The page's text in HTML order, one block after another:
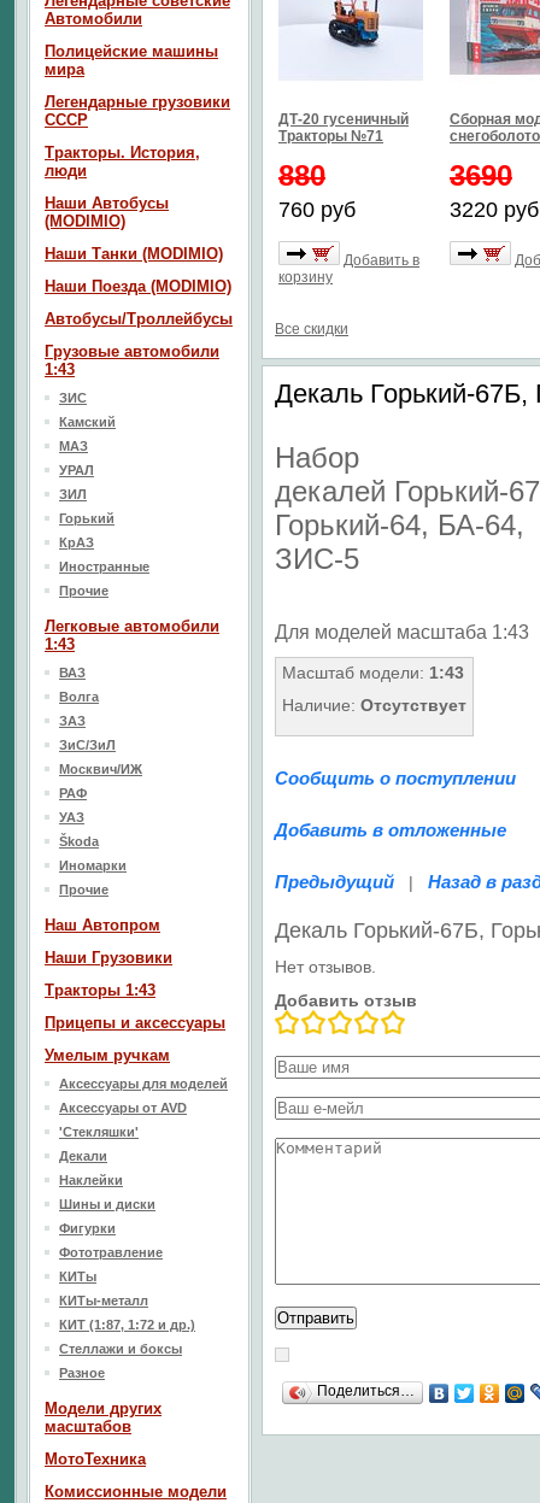
ДТ-20 гусеничный
Тракторы №71
880
760 руб
Добавить в
корзину
Сборная
3690
3220 руб
Все скидки
Декаль Горький-
Набор
декалей Горький-
Горький-64, БА-64,
ЗИС-5
Для моделей масштаба 1:43
Масштаб модели: 1:43
Наличие: Отсутствует
Сообщить о поступлении
Добавить в отложенные
Предыдущий | Назад в
Декаль Горький-67Б,
Нет отзывов.
Добавить отзыв
Поделиться…
Автомобили
Полицейские машины
мира
Легендарные грузовики
СССР
Тракторы. История,
люди
Наши Автобусы
(MODIMIO)
Наши Танки (MODIMIO)
Наши Поезда (MODIMIO)
Автобусы/Троллейбусы
Грузовые автомобили
1:43
ЗИС
Камский
МАЗ
УРАЛ
ЗИЛ
Горький
КрАЗ
Иностранные
Прочие
Легковые автомобили
1:43
ВАЗ
Волга
ЗАЗ
ЗиС/ЗиЛ
Москвич/ИЖ
РАФ
УАЗ
Škoda
Иномарки
Прочие
Наш Aвтопром
Наши Грузовики
Тракторы 1:43
Прицепы и аксессуары
Умелым ручкам
Аксессуары для моделей
Аксессуары от AVD
'Стекляшки'
Декали
Наклейки
Шины и диски
Фигурки
Фототравление
КИТы
КИТы-металл
КИТ (1:87, 1:72 и др.)
Стеллажи и боксы
Разное
Модели других
масштабов
МотоТехника
Комиссионные модели